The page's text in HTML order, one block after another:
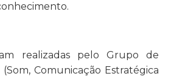
realizadas pelo Grupo de
(Som, Comunicação Estratégica